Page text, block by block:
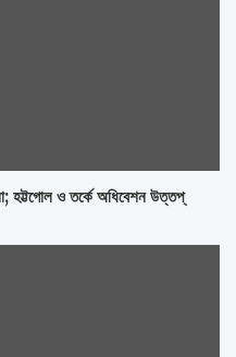
হট্টগোল ও তর্কে অধিবেশন উত্তপ্